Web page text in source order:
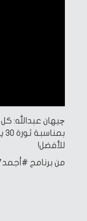
چيهان عبدالله:
للأفضل!
من برنامج #أجمد7 مع چيهان عبدالله